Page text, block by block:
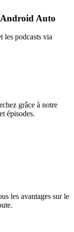
Auto
les podcasts via
grâce à notre
épisodes.
les avantages sur le